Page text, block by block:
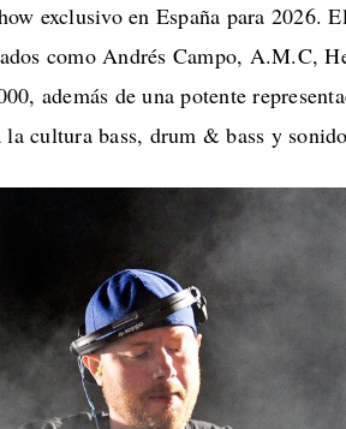
exclusivo en España para 2026.
como Andrés Campo, A.M.C,
además de una potente
cultura bass, drum & bass y